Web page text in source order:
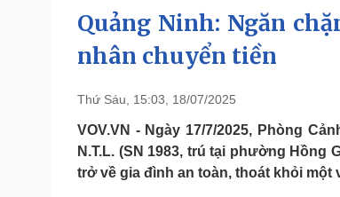
Quốc hội
Nhận diện sự thật
Dấu ấn VOV
Việc làm
Biển đảo
Pháp luật
Tin nóng
Tư vấn luật
Việt Nam
Phân tích
Quảng Ninh: Ngăn
nhân chuyển tiền
Thứ Sáu, 15:03, 18/07/2025
VOV.VN - Ngày 17/7/2025, Phòng
N.T.L. (SN 1983, trú tại phường Hồng
trở về gia đình an toàn, thoát khỏi một